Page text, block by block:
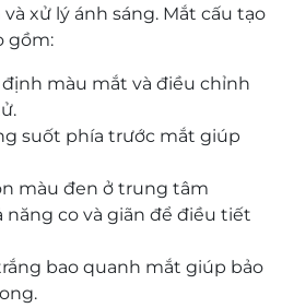
xử lý ánh sáng. Mắt cấu tạo
gồm:
màu mắt và điều chỉnh
suốt phía trước mắt giúp
màu đen ở trung tâm
năng co và giãn để điều tiết
bao quanh mắt giúp bảo